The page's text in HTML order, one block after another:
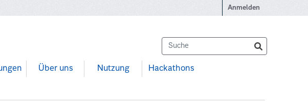
Anmelden
Über uns Nutzung Hackathons